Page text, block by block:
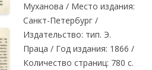
Муханова / Место издания:
Санкт-Петербург /
Издательство: тип. Э.
Праца / Год издания: 1866 /
Количество страниц: 780 с.